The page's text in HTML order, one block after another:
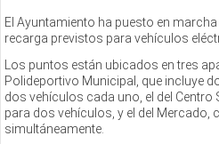
El Ayuntamiento ha puesto en
recarga previstos para vehículos
Los puntos están ubicados en tres
Polideportivo Municipal, que incluye
dos vehículos cada uno, el del
para dos vehículos, y el del Mercado,
simultáneamente.